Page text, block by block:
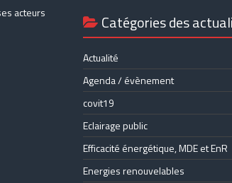
acteurs
Catégories des
Actualité
Agenda / évènement
covit19
Eclairage public
Efficacité énergétique, MDE et EnR
Energies renouvelables